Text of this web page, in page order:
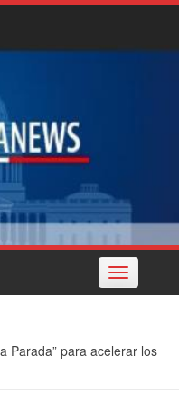
Toggle
navigation
Parada” para acelerar los